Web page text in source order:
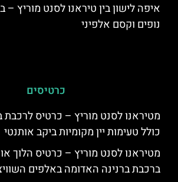
איפה לישון בין טיראנו לסנט מוריץ –
נופים וקסם אלפיני
כרטיסים
מטיראנו לסנט מוריץ – כרטיס לרכבת
כולל טעימות יין מקומיות ביקב אותנטי
מטיראנו לסנט מוריץ – כרטיס הלוך או
ברכבת ברנינה האדומה באלפים